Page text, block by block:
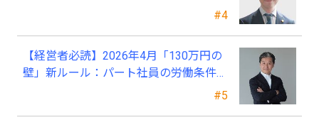
#4
#5
【経営者必読】2026年4月「130万円の
壁」新ルール：パート社員の労働条件通